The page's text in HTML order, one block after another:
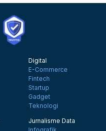
Digital
E-Commerce
Fintech
Startup
Gadget
Teknologi
Jurnalisme Data